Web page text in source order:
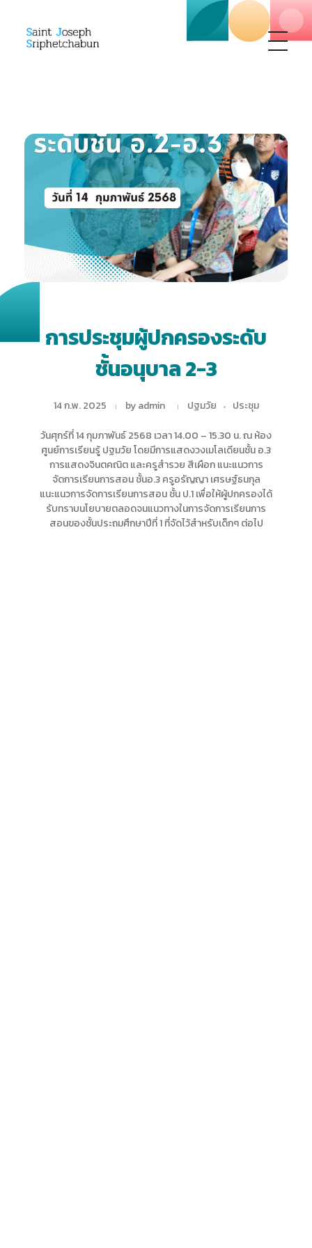
การประชุมผู้ปกครองระดับ
ชั้นอนุบาล 2-3
14 ก.พ. 2025 by admin ปฐมวัย ประชุม
วันศุกร์ที่ 14 กุมภาพันธ์ 2568 เวลา 14.00 – 15.30 น. ณ ห้อง
ศูนย์การเรียนรู้ ปฐมวัย โดยมีการแสดงวงเมโลเดียนชั้น อ.3
การแสดงจินตคณิต และครูสำรวย สีเผือก แนะแนวการ
จัดการเรียนการสอน ชั้นอ.3 ครูอรัญญา เศรษฐ์ธนกุล
แนะแนวการจัดการเรียนการสอน ชั้น ป.1 เพื่อให้ผู้ปกครองได้
รับทราบนโยบายตลอดจนแนวทางในการจัดการเรียนการ
สอนของชั้นประถมศึกษาปีที่ 1 ที่จัดไว้สำหรับเด็กๆ ต่อไป